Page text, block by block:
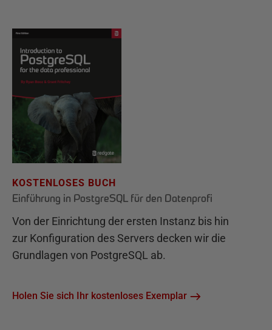
KOSTENLOSES BUCH
Einführung in PostgreSQL für den Datenprofi
Von der Einrichtung der ersten Instanz bis hin
zur Konfiguration des Servers decken wir die
Grundlagen von PostgreSQL ab.
Holen Sie sich Ihr kostenloses Exemplar